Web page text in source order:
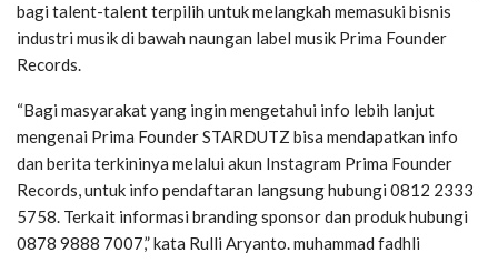
bagi talent-talent terpilih untuk melangkah memasuki bisnis
industri musik di bawah naungan label musik Prima Founder
Records.
“Bagi masyarakat yang ingin mengetahui info lebih lanjut
mengenai Prima Founder STARDUTZ bisa mendapatkan info
dan berita terkininya melalui akun Instagram Prima Founder
Records, untuk info pendaftaran langsung hubungi 0812 2333
5758. Terkait informasi branding sponsor dan produk hubungi
0878 9888 7007,” kata Rulli Aryanto. muhammad fadhli